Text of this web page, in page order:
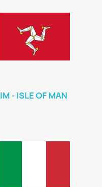
IM - ISLE OF MAN